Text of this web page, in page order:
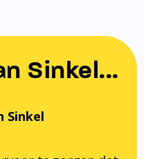
Sinkel...
Sinkel